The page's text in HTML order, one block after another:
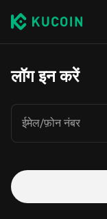
लॉग इन करें
ईमेल/फ़ोन नंबर